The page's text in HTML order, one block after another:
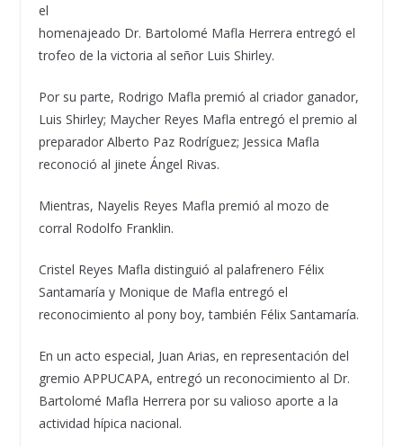
el
homenajeado Dr. Bartolomé Mafla Herrera entregó el
trofeo de la victoria al señor Luis Shirley.
Por su parte, Rodrigo Mafla premió al criador ganador,
Luis Shirley; Maycher Reyes Mafla entregó el premio al
preparador Alberto Paz Rodríguez; Jessica Mafla
reconoció al jinete Ángel Rivas.
Mientras, Nayelis Reyes Mafla premió al mozo de
corral Rodolfo Franklin.
Cristel Reyes Mafla distinguió al palafrenero Félix
Santamaría y Monique de Mafla entregó el
reconocimiento al pony boy, también Félix Santamaría.
En un acto especial, Juan Arias, en representación del
gremio APPUCAPA, entregó un reconocimiento al Dr.
Bartolomé Mafla Herrera por su valioso aporte a la
actividad hípica nacional.